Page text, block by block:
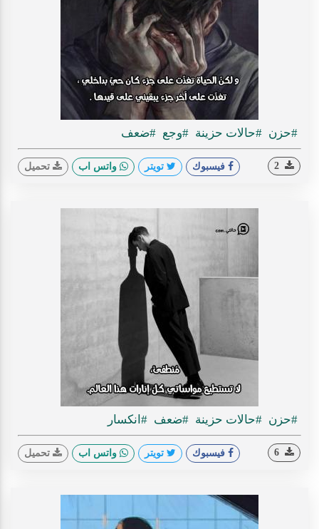
#حزن #حالات حزينة #وجع #ضعف
فيسبوك تويتر واتس اب تحميل
#حزن #حالات حزينة #ضعف #انكسار
فيسبوك تويتر واتس اب تحميل